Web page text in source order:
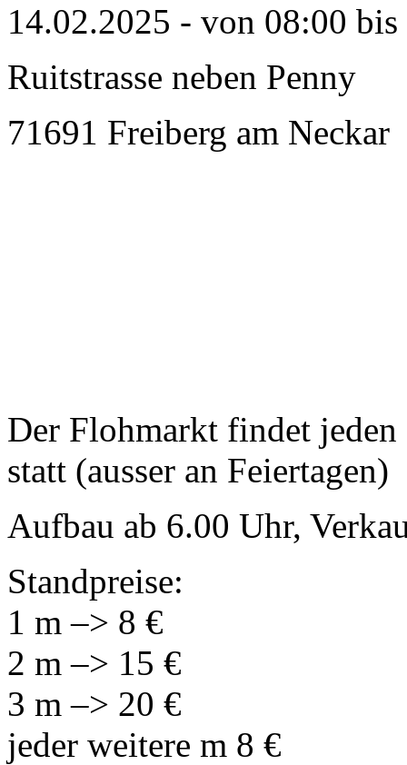
14.02.2025 - von 08:00
Ruitstrasse neben Penny
71691 Freiberg am Neckar
Der Flohmarkt findet
statt (ausser an Feiertagen)
Aufbau ab 6.00 Uhr,
Standpreise:
1 m –> 8 €
2 m –> 15 €
3 m –> 20 €
jeder weitere m 8 €